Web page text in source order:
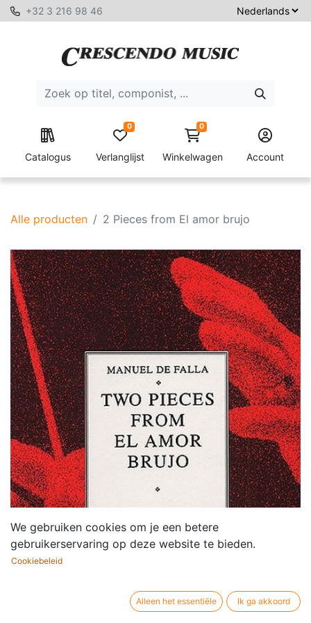
+32 3 216 98 46
Catalogus Verlanglijst
0 0
Winkelwagen Account
Alle producten 2 Pieces from El amor brujo
We gebruiken cookies om je een betere
gebruikerservaring op deze website te bieden.
Cookiebeleid
Alleen het essentiële Ik ga akkoord